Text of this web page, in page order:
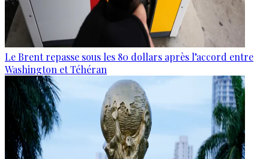
Le Brent repasse sous les 80 dollars après l’accord entre
Washington et Téhéran